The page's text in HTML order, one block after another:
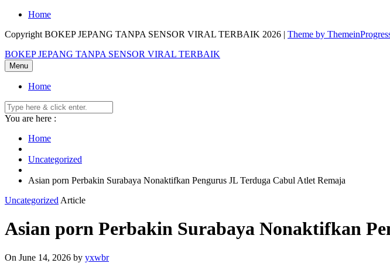
Skip
content
Home
Copyright BOKEP JEPANG TANPA SENSOR VIRAL TERBAIK 2026 | Theme by
BOKEP JEPANG TANPA SENSOR VIRAL TERBAIK
Menu
Home
You are here :
Home
Uncategorized
Asian porn Perbakin Surabaya Nonaktifkan Pengurus JL Terduga Cabul Atlet Remaja
Uncategorized Article
Asian porn Perbakin Surabaya Nonaktifkan
On June 14, 2026 by yxwbr